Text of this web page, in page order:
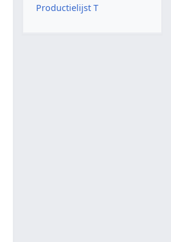
Productielijst T